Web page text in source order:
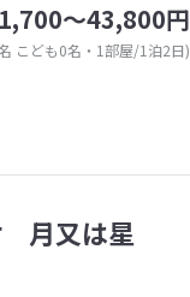
～43,800円
こども0名・1部屋/1泊2日)
月又は星